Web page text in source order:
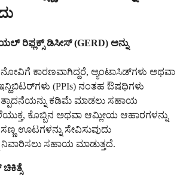
ರಿಫ್ಲಕ್ಸ್ ಡಿಸೀಸ್ (GERD) ಅನ್ನು
ನೋವಿಗೆ ಕಾರಣವಾಗಿದ್ದರೆ, ಆ್ಯಂಟಾಸಿಡ್‌ಗಳು ಅಥವಾ
(PPIs) ನಂತಹ ಔಷಧಿಗಳು
ಕಡಿಮೆ ಮಾಡಲು ಸಹಾಯ
ಕೊಬ್ಬಿನ ಅಥವಾ ಆಮ್ಲೀಯ ಆಹಾರಗಳನ್ನು
ಸಣ್ಣ ಊಟಗಳನ್ನು ಸೇವಿಸುವುದು
ನಿವಾರಿಸಲು ಸಹಾಯ ಮಾಡುತ್ತದೆ.